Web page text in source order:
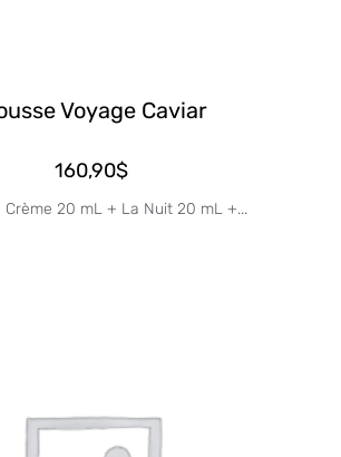
Voyage Caviar
160,90$
Crème 20 mL + La Nuit 20 mL +...